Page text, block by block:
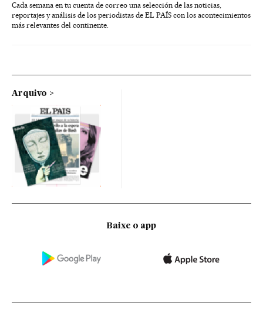
Cada semana en tu cuenta de correo una selección de las noticias,
reportajes y análisis de los periodistas de EL PAÍS con los acontecimientos
más relevantes del continente.
Arquivo
Baixe o app